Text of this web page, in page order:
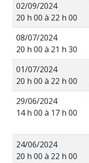
02/09/2024
20 h 00 à 22 h 00
08/07/2024
20 h 00 à 21 h 30
01/07/2024
20 h 00 à 22 h 00
29/06/2024
14 h 00 à 17 h 00
24/06/2024
20 h 00 à 22 h 00